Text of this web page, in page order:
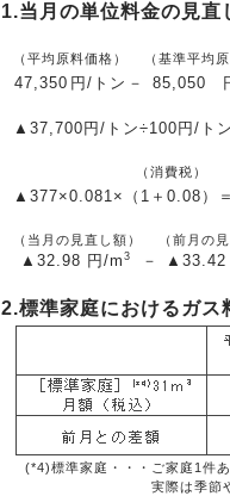
1.当月の単位料金の見直
（平均原料価格） （基準平均
47,350 円/トン － 85,050
▲37,700円/トン÷100円/
（消費税）
▲377×0.081× （1＋0.08）
（当月の見直し額） （前月の
▲32.98 円/m 3 － ▲33.42
2.標準家庭におけるガス
(*4)標準家庭・・・ ご家庭1件
実際は季節